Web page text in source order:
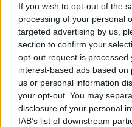
If you wish to opt-out of the
processing of your personal
targeted advertising by us,
section to confirm your
opt-out request is processed
interest-based ads based
us or personal information
your opt-out. You may
disclosure of your personal
IAB’s list of downstream
Délben
gyerektáncházzal
Folkudvar, később a
táncoktatásé a
esti koncert és az
Különösen
mutatkozik a
fellépése, valamint
Dániel koncertje